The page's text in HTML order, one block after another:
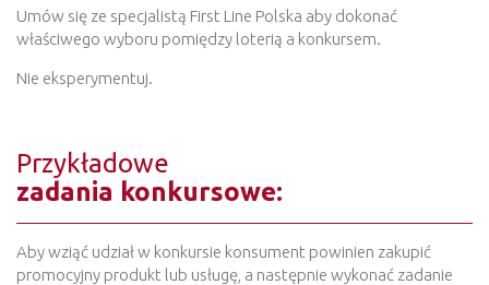
Umów się ze specjalistą First Line Polska aby dokonać
właściwego wyboru pomiędzy loterią a konkursem.
Nie eksperymentuj.
Przykładowe
zadania konkursowe:
Aby wziąć udział w konkursie konsument powinien zakupić
promocyjny produkt lub usługę, a następnie wykonać zadanie